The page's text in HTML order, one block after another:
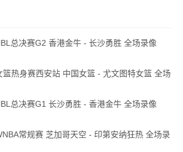
总决赛G2 香港金牛 - 长沙勇胜 全场录像
热身赛西安站 中国女篮 - 尤文图特女篮 全场
总决赛G1 长沙勇胜 - 香港金牛 全场录像
常规赛 芝加哥天空 - 印第安纳狂热 全场录